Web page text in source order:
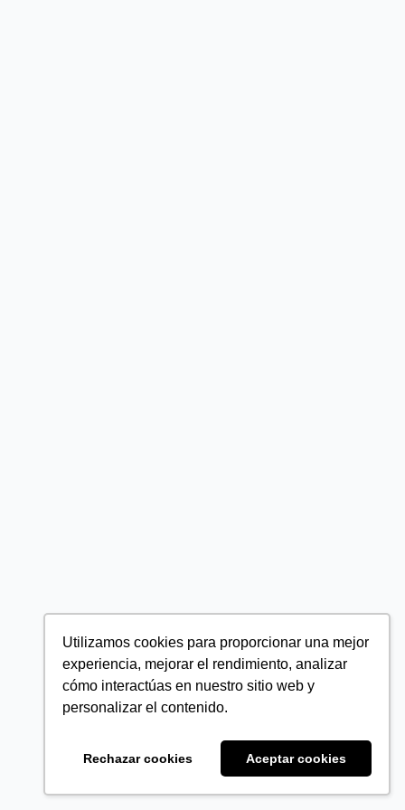
Utilizamos cookies para proporcionar una mejor
experiencia, mejorar el rendimiento, analizar
cómo interactúas en nuestro sitio web y
personalizar el contenido.
Rechazar cookies Aceptar cookies